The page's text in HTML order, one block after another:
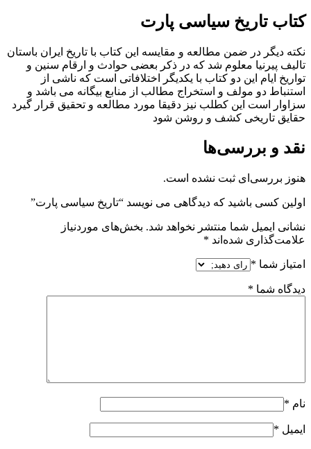
کتاب تاریخ سیاسی پارت
نکته دیگر در ضمن مطالعه و مقایسه این کتاب با تاریخ ایران باستان
تالیف پیرنیا معلوم شد که در ذکر بعضی حوادث و ارقام سنین و
تواریخ ایام این دو کتاب با یکدیگر اختلافاتی است که ناشی از
استنباط دو مولف و استخراج مطالب از منابع بیگانه می باشد و
سزاوار است این کطلب نیز دقیقا مورد مطالعه و تحقیق قرار گیرد
حقایق تاریخی کشف و روشن شود
نقد و بررسی‌ها
هنوز بررسی‌ای ثبت نشده است.
اولین کسی باشید که دیدگاهی می نویسد “تاریخ سیاسی پارت”
نشانی ایمیل شما منتشر نخواهد شد. بخش‌های موردنیاز
علامت‌گذاری شده‌اند *
امتیاز شما *
دیدگاه شما *
نام *
ایمیل *